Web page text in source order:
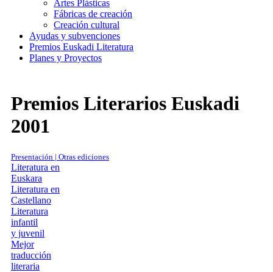
Artes Plásticas
Fábricas de creación
Creación cultural
Ayudas y subvenciones
Premios Euskadi Literatura
Planes y Proyectos
Premios Literarios Euskadi
2001
Presentación | Otras ediciones
Literatura en
Euskara
Literatura en
Castellano
Literatura
infantil
y juvenil
Mejor
traducción
literaria